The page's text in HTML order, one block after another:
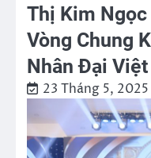
Thị Kim Ngọc
Vòng Chung
Nhân Đại
23 Tháng 5, 2025